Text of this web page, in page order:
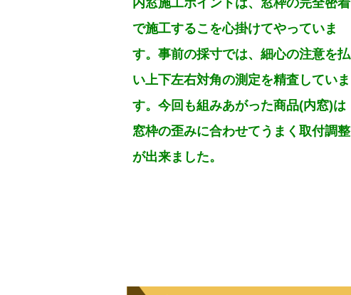
で施工するこを心掛けてやっていま
す。事前の採寸では、細心の注意を払
い上下左右対角の測定を精査していま
す。今回も組みあがった商品(内窓)は
窓枠の歪みに合わせてうまく取付調整
が出来ました。